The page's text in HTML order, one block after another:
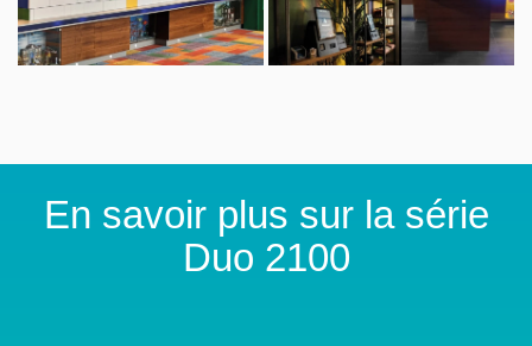
En savoir plus sur la série
Duo 2100